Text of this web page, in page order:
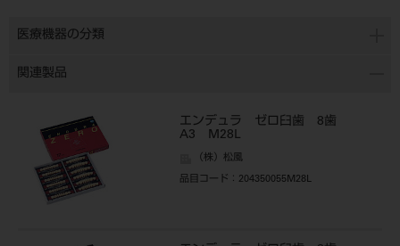
医療機器の分類
関連製品
エンデュラ ゼロ臼歯 8歯
A3 M28L
（株）松風
品目コード ：204350055M28L